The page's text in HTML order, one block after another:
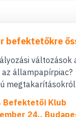
befektetőkre
állampapírpiac?
Befektetői Klub
24.,